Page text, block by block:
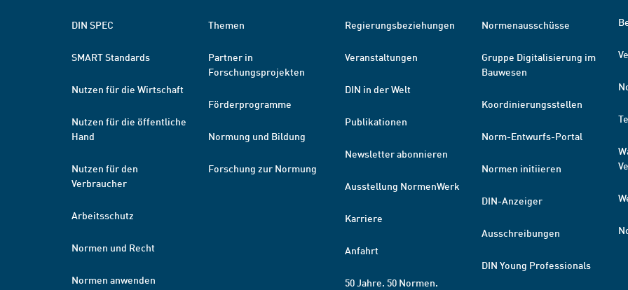
DIN SPEC
SMART Standards
Nutzen für die Wirtschaft
Nutzen für die öffentliche
Hand
Nutzen für den
Verbraucher
Arbeitsschutz
Normen und Recht
Normen anwenden
Themen
Partner in
Forschungsprojekten
Förderprogramme
Normung und Bildung
Forschung zur Normung
Regierungsbeziehungen
Veranstaltungen
DIN in der Welt
Publikationen
Newsletter abonnieren
Ausstellung NormenWerk
Karriere
Anfahrt
50 Jahre. 50 Normen.
Normenausschüsse
Gruppe Digitalisierung im
Bauwesen
Koordinierungsstellen
Norm-Entwurfs-Portal
Normen initiieren
DIN-Anzeiger
Ausschreibungen
DIN Young Professionals